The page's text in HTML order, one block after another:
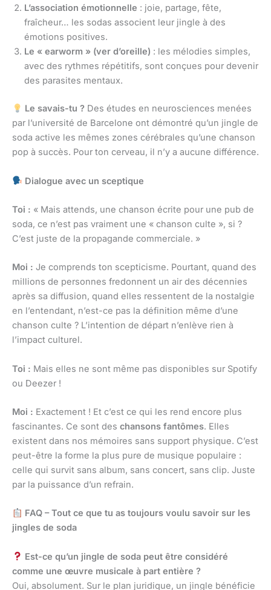
L’association émotionnelle : joie, partage, fête,
fraîcheur… les sodas associent leur jingle à des
émotions positives.
Le « earworm » (ver d’oreille) : les mélodies simples,
avec des rythmes répétitifs, sont conçues pour devenir
des parasites mentaux.
Le savais-tu ? Des études en neurosciences menées
par l’université de Barcelone ont démontré qu’un jingle de
soda active les mêmes zones cérébrales qu’une chanson
pop à succès. Pour ton cerveau, il n’y a aucune différence.
Dialogue avec un sceptique
Toi : « Mais attends, une chanson écrite pour une pub de
soda, ce n’est pas vraiment une « chanson culte », si ?
C’est juste de la propagande commerciale. »
Moi : Je comprends ton scepticisme. Pourtant, quand des
millions de personnes fredonnent un air des décennies
après sa diffusion, quand elles ressentent de la nostalgie
en l’entendant, n’est-ce pas la définition même d’une
chanson culte ? L’intention de départ n’enlève rien à
l’impact culturel.
Toi : Mais elles ne sont même pas disponibles sur Spotify
ou Deezer !
Moi : Exactement ! Et c’est ce qui les rend encore plus
fascinantes. Ce sont des chansons fantômes. Elles
existent dans nos mémoires sans support physique. C’est
peut-être la forme la plus pure de musique populaire :
celle qui survit sans album, sans concert, sans clip. Juste
par la puissance d’un refrain.
FAQ – Tout ce que tu as toujours voulu savoir sur les
jingles de soda
Est-ce qu’un jingle de soda peut être considéré
comme une œuvre musicale à part entière ?
Oui, absolument. Sur le plan juridique, un jingle bénéficie